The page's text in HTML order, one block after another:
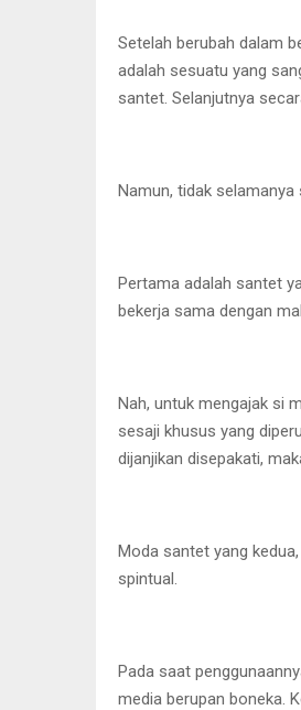
Setelah berubah dalam
adalah sesuatu yang
santet. Selanjutnya
Namun, tidak
Pertama adalah santet
bekerja sama dengan
Nah, untuk mengajak si
sesaji khusus yang
dijanjikan disepakati,
Moda santet yang
spintual.
Pada saat
media berupan boneka.